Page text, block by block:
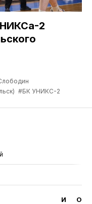
2
#БК УНИКС-2
И О